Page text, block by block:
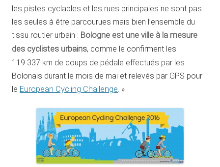
les pistes cyclables et les rues principales ne sont pas
les seules à être parcourues mais bien l’ensemble du
tissu routier urbain : Bologne est une ville à la mesure
des cyclistes urbains, comme le confirment les
119 337 km de coups de pédale effectués par les
Bolonais durant le mois de mai et relevés par GPS pour
le European Cycling Challenge . »